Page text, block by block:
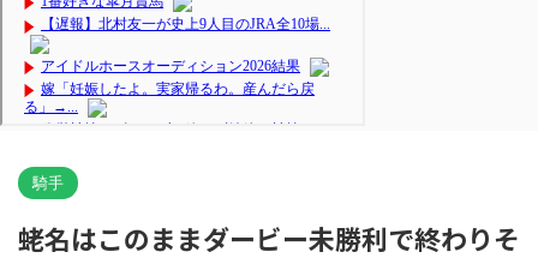
騎手
蛯名はこのままダービー未勝利で終わりそ